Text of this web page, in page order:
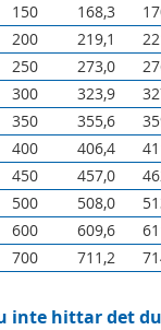
150 168,3
200 219,1
250 273,0
300 323,9
350 355,6
400 406,4
450 457,0
500 508,0
600 609,6
700 711,2
inte hittar det